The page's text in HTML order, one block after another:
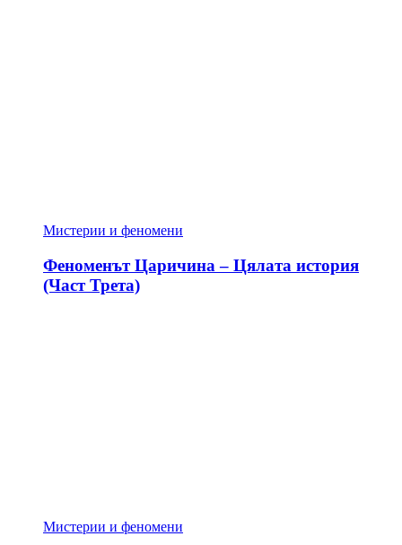
Мистерии и феномени
Феноменът Царичина – Цялата история
(Част Трета)
Мистерии и феномени